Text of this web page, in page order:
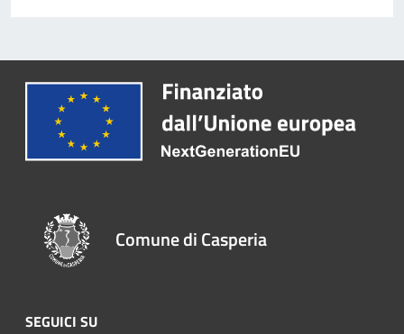
Comune di Casperia
SEGUICI SU